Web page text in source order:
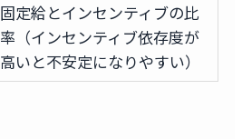
固定給とインセンティブの比
率（インセンティブ依存度が
高いと不安定になりやすい）